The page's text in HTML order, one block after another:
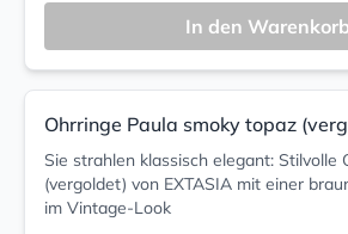
In den Warenkorb
Ohrringe Paula smoky topaz
Sie strahlen klassisch elegant: Stilvolle
(vergoldet) von EXTASIA mit einer
im Vintage-Look